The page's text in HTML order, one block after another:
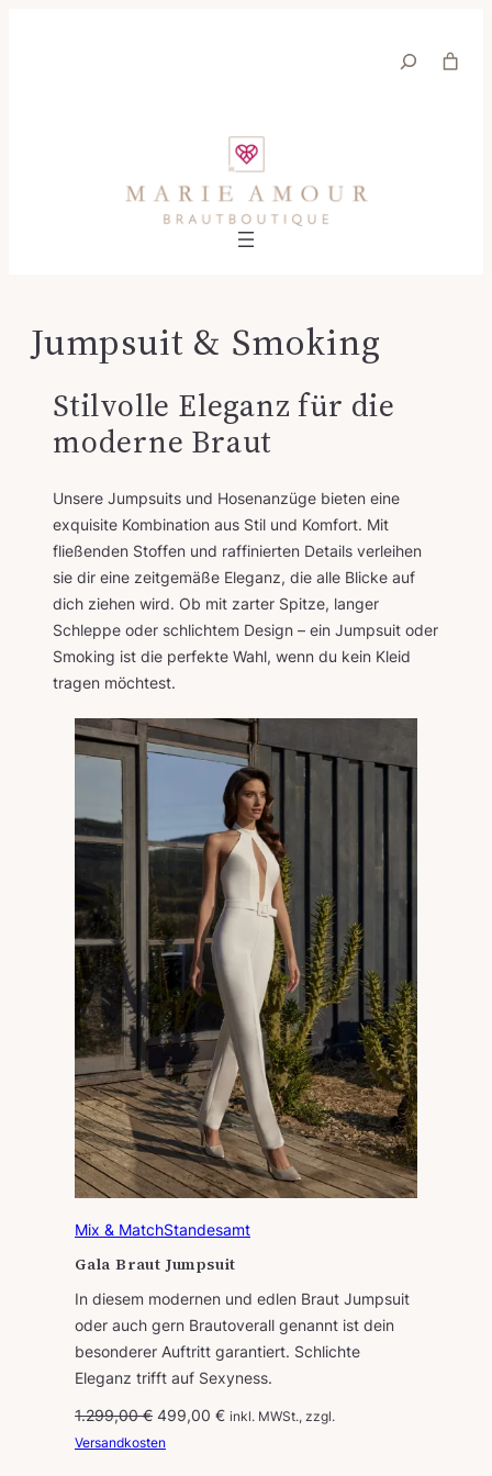
Suche
Jumpsuit & Smoking
Stilvolle Eleganz für die
moderne Braut
Unsere Jumpsuits und Hosenanzüge bieten eine
exquisite Kombination aus Stil und Komfort. Mit
fließenden Stoffen und raffinierten Details verleihen
sie dir eine zeitgemäße Eleganz, die alle Blicke auf
dich ziehen wird. Ob mit zarter Spitze, langer
Schleppe oder schlichtem Design – ein Jumpsuit oder
Smoking ist die perfekte Wahl, wenn du kein Kleid
tragen möchtest.
Mix & MatchStandesamt
Gala Braut Jumpsuit
In diesem modernen und edlen Braut Jumpsuit
oder auch gern Brautoverall genannt ist dein
besonderer Auftritt garantiert. Schlichte
Eleganz trifft auf Sexyness.
1.299,00€ U
r
499,00 €Ainkl. MWSt., zzgl.
Versandkosten